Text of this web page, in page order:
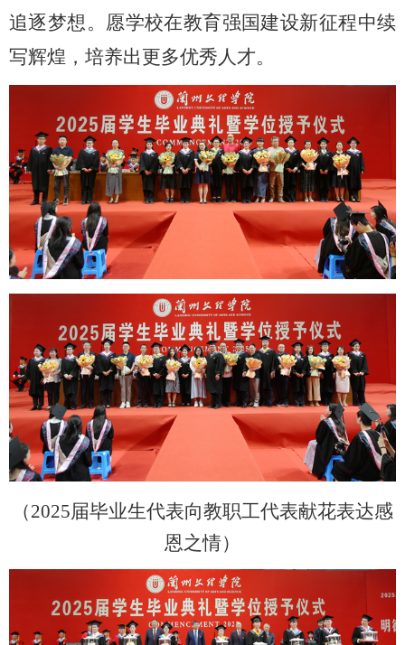
追逐梦想。愿学校在教育强国建设新征程中续
写辉煌，培养出更多优秀人才。
（2025届毕业生代表向教职工代表献花表达感
恩之情）